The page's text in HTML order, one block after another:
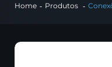
Home Produtos